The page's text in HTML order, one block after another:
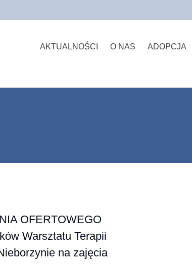
AKTUALNOŚCI O NAS ADOPCJA
OFERTOWEGO
Warsztatu Terapii
na zajęcia